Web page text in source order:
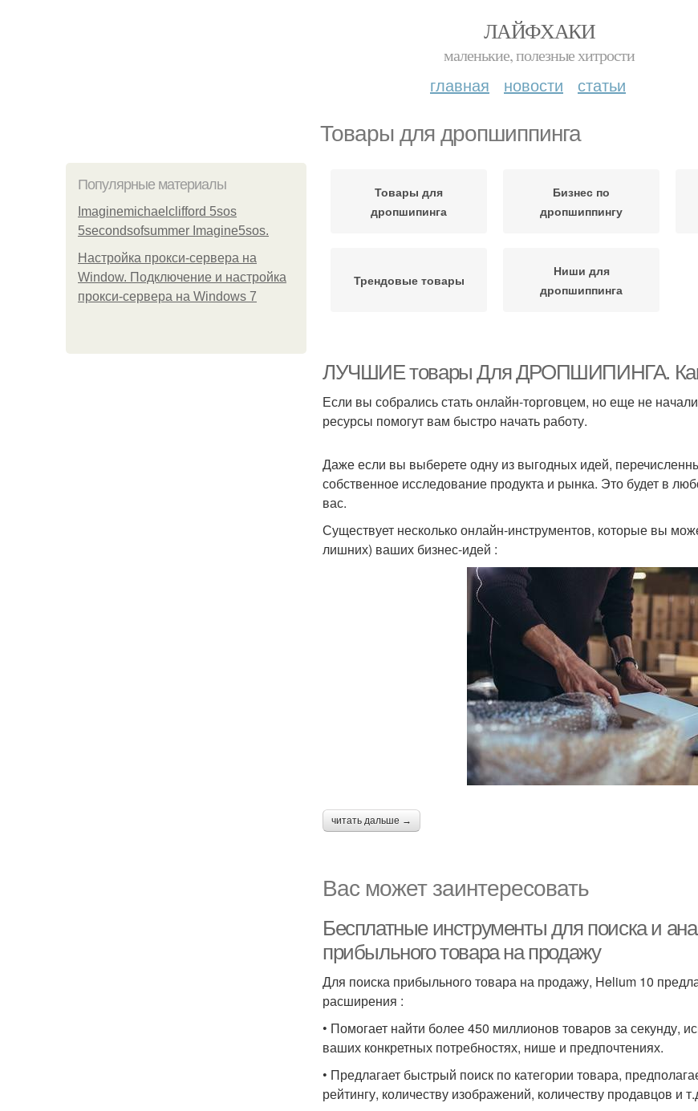
ЛАЙФХАКИ
маленькие, полезные хитрости
главная новости статьи
Товары для дропшиппинга
Популярные материалы
Imaginemichaelclifford 5sos
5secondsofsummer Imagine5sos.
Настройка прокси-сервера на
Window. Подключение и настройка
прокси-сервера на Windows 7
Товары для
дропшипинга
Бизнес по
дропшиппингу
Трендовые товары
Ниши для
дропшиппинга
ЛУЧШИЕ товары Для ДРОПШИПИНГА. Как
Если вы собрались стать онлайн-торговцем, но еще не
ресурсы помогут вам быстро начать работу.
Даже если вы выберете одну из выгодных идей,
собственное исследование продукта и рынка. Это будет в
вас.
Существует несколько онлайн-инструментов, которые вы
лишних) ваших бизнес-идей :
читать дальше →
Вас может заинтересовать
Бесплатные инструменты для поиска и
прибыльного товара на продажу
Для поиска прибыльного товара на продажу, Helium 10
расширения :
• Помогает найти более 450 миллионов товаров за секунду,
ваших конкретных потребностях, нише и предпочтениях.
• Предлагает быстрый поиск по категории товара,
рейтингу, количеству изображений, количеству продавцов и